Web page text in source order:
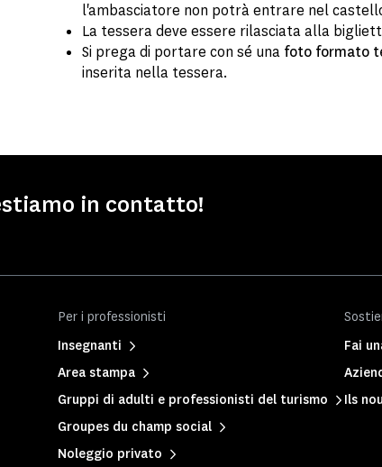
l'ambasciatore non potrà entrare nel
La tessera deve essere rilasciata alla
Si prega di portare con sé una foto formato
inserita nella tessera.
in contatto!
Per i professionisti
Insegnanti
Area stampa
Gruppi di adulti e professionisti del turismo
Groupes du champ social
Noleggio privato
Fai
Ils